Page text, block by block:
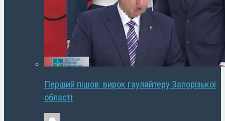
Перший пішов: вирок гауляйтеру Запорізької
області